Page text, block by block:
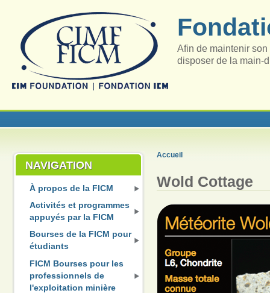
Afin de maintenir
disposer de la main-
NAVIGATION
À propos de la FICM
Activités et programmes
appuyés par la FICM
Bourses de la FICM pour
étudiants
FICM Bourses pour les
professionnels de
l'exploitation minière
Accueil
Wold Cottage